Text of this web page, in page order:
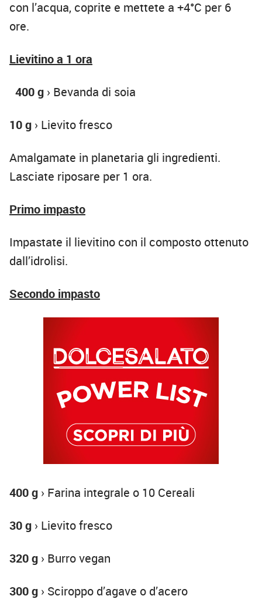
con l’acqua, coprite e mettete a +4°C per 6
ore.
Lievitino a 1 ora
400 g › Bevanda di soia
10 g › Lievito fresco
Amalgamate in planetaria gli ingredienti.
Lasciate riposare per 1 ora.
Primo impasto
Impastate il lievitino con il composto ottenuto
dall’idrolisi.
Secondo impasto
400 g › Farina integrale o 10 Cereali
30 g › Lievito fresco
320 g › Burro vegan
300 g › Sciroppo d’agave o d’acero